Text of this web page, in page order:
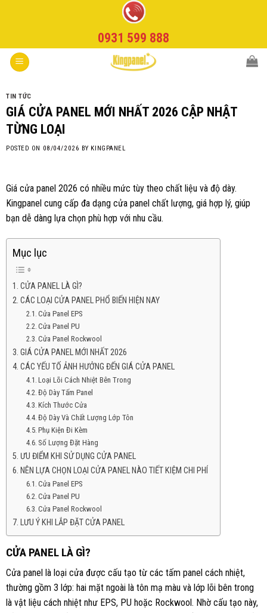
0931 599 888
TIN TỨC
GIÁ CỬA PANEL MỚI NHẤT 2026 CẬP NHẬT
TỪNG LOẠI
POSTED ON 08/04/2026 BY KINGPANEL
Giá cửa panel 2026 có nhiều mức tùy theo chất liệu và độ dày.
Kingpanel cung cấp đa dạng cửa panel chất lượng, giá hợp lý, giúp
bạn dễ dàng lựa chọn phù hợp với nhu cầu.
Mục lục
CỬA PANEL LÀ GÌ?
CÁC LOẠI CỬA PANEL PHỔ BIẾN HIỆN NAY
Cửa Panel EPS
Cửa Panel PU
Cửa Panel Rockwool
GIÁ CỬA PANEL MỚI NHẤT 2026
CÁC YẾU TỐ ẢNH HƯỞNG ĐẾN GIÁ CỬA PANEL
Loại Lõi Cách Nhiệt Bên Trong
Độ Dày Tấm Panel
Kích Thước Cửa
Độ Dày Và Chất Lượng Lớp Tôn
Phụ Kiện Đi Kèm
Số Lượng Đặt Hàng
ƯU ĐIỂM KHI SỬ DỤNG CỬA PANEL
NÊN LỰA CHỌN LOẠI CỬA PANEL NÀO TIẾT KIỆM CHI PHÍ
Cửa Panel EPS
Cửa Panel PU
Cửa Panel Rockwool
LƯU Ý KHI LẮP ĐẶT CỬA PANEL
CỬA PANEL LÀ GÌ?
Cửa panel là loại cửa được cấu tạo từ các tấm panel cách nhiệt,
thường gồm 3 lớp: hai mặt ngoài là tôn mạ màu và lớp lõi bên trong
là vật liệu cách nhiệt như EPS, PU hoặc Rockwool. Nhờ cấu tạo này,